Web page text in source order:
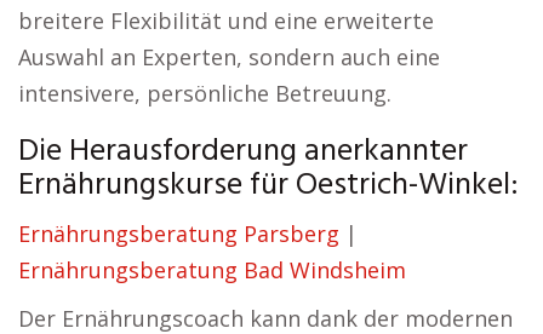
breitere Flexibilität und eine erweiterte
Auswahl an Experten, sondern auch eine
intensivere, persönliche Betreuung.
Die Herausforderung anerkannter
Ernährungskurse für Oestrich-Winkel:
Ernährungsberatung Parsberg |
Ernährungsberatung Bad Windsheim
Der Ernährungscoach kann dank der modernen